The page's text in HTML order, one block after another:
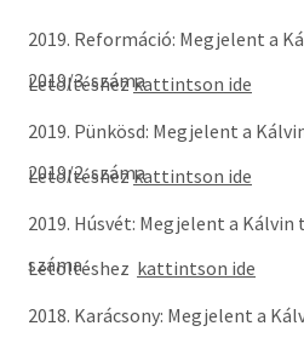
2019. Reformáció: Megjelent a
2019/3. száma
Letöltéshezkattintson ide
2019. Pünkösd: Megjelent a
2019/2. száma
Letöltéshezkattintson ide
2019. Húsvét: Megjelent a
száma
Letöltéshez kattintson ide
2018. Karácsony: Megjelent a